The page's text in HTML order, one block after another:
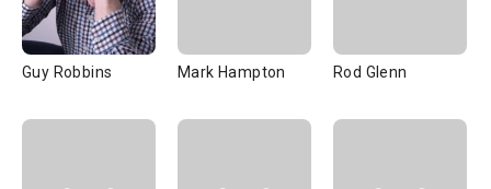
Guy Robbins Mark Hampton Rod Glenn